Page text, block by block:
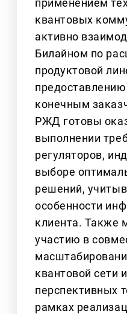
квантовых
активно
Билайном по
продуктовой
предоставлению
конечным
РЖД готовы
выполнении
регуляторов,
выборе
решений,
особенности
клиента. Также
участию в
квантовой сети
перспективных
рамках